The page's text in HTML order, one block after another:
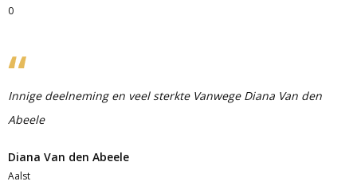
0
Innige deelneming en veel sterkte Vanwege Diana Van den
Abeele
Diana Van den Abeele
Aalst